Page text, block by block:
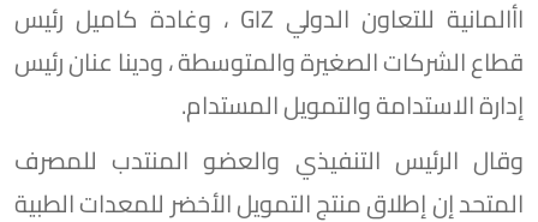
اأالمانية للتعاون الدولي GIZ ، وغادة كاميل رئيس
قطاع الشركات الصغيرة والمتوسطة ، ودينا عنان رئيس
إدارة الاستدامة والتمويل المستدام.
وقال الرئيس التنفيذي والعضو المنتدب للمصرف
المتحد إن إطلاق منتج التمويل الأخضر للمعدات الطبية